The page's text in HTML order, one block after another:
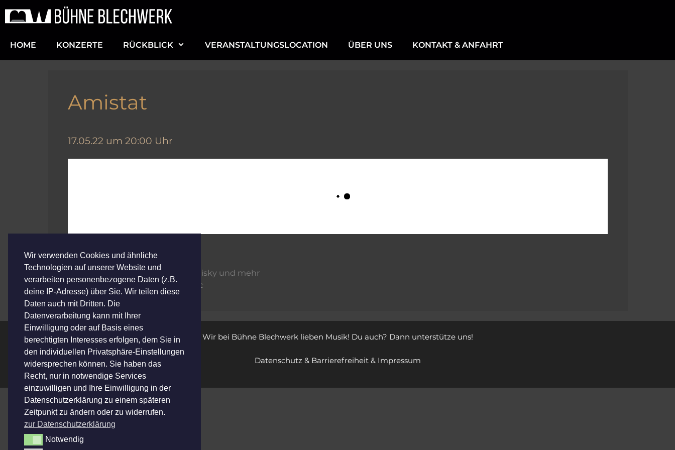
Zum
Inhalt
HOME KONZERTE RÜCKBLICK VERANSTALTUNGSLOCATION ÜBER UNS KONTAKT & ANFAHRT
Amistat
17.05.22 um 20:00 Uhr
Kategorien
Konzerte 2022
Irischer Abend, Livemusik, Whisky und mehr
Chabezo + Support Esco Music
Wir bei Bühne Blechwerk lieben Musik! Du auch? Dann unterstütze uns!
Datenschutz & Barrierefreiheit& Impressum
Wir verwenden Cookies und ähnliche
Technologien auf unserer Website und
verarbeiten personenbezogene Daten (z.B.
deine IP-Adresse) über Sie. Wir teilen diese
Daten auch mit Dritten. Die
Datenverarbeitung kann mit Ihrer
Einwilligung oder auf Basis eines
berechtigten Interesses erfolgen, dem Sie in
den individuellen Privatsphäre-Einstellungen
widersprechen können. Sie haben das
Recht, nur in notwendige Services
einzuwilligen und Ihre Einwilligung in der
Datenschutzerklärung zu einem späteren
Zeitpunkt zu ändern oder zu widerrufen.
zur Datenschutzerklärung
NotwendigNotwendig